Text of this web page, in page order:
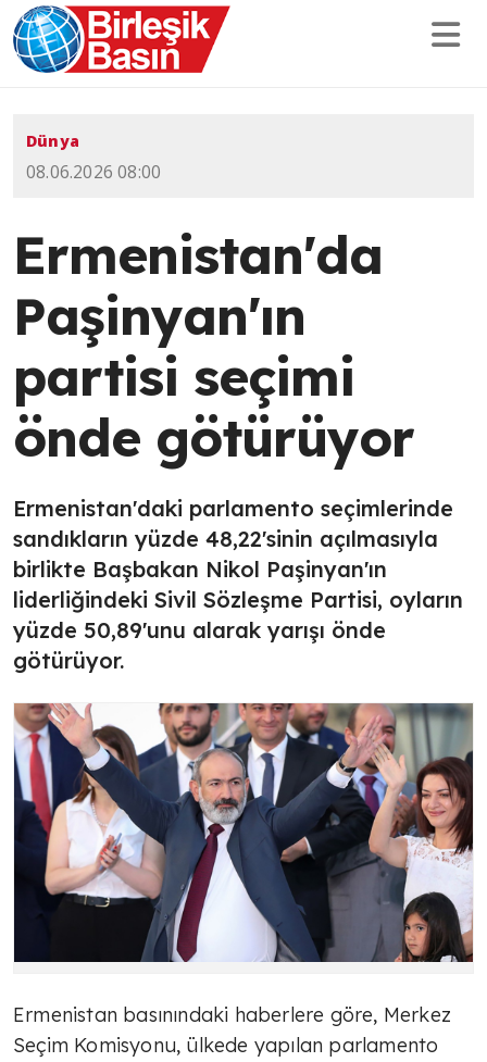
Dünya
08.06.2026 08:00
Ermenistan'da
Paşinyan'ın
partisi seçimi
önde götürüyor
Ermenistan'daki parlamento seçimlerinde
sandıkların yüzde 48,22'sinin açılmasıyla
birlikte Başbakan Nikol Paşinyan'ın
liderliğindeki Sivil Sözleşme Partisi, oyların
yüzde 50,89'unu alarak yarışı önde
götürüyor.
Ermenistan basınındaki haberlere göre, Merkez
Seçim Komisyonu, ülkede yapılan parlamento